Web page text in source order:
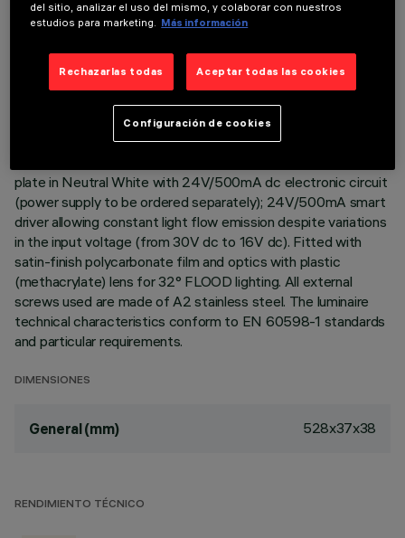
Direct light luminaire, designed to use monochrome LED
aluminium body, with zamak die-cast end caps complete with
silicone gaskets. Coated with liquid acrylic paint with a high
level of weather and UV ray resistance. The top of the
optical assembly is closed by a 3 mm thick transparent glass
plate in Neutral White with 24V/500mA dc electronic circuit
(power supply to be ordered separately); 24V/500mA smart
driver allowing constant light flow emission despite variations
in the input voltage (from 30V dc to 16V dc). Fitted with
satin-finish polycarbonate film and optics with plastic
(methacrylate) lens for 32° FLOOD lighting. All external
screws used are made of A2 stainless steel. The luminaire
technical characteristics conform to EN 60598-1 standards
and particular requirements.
DIMENSIONES
General (mm) 528x37x38
RENDIMIENTO TÉCNICO
del sitio, analizar el uso del mismo, y colaborar con nuestros
estudios para marketing. Más información
Rechazarlas todas Aceptar todas las cookies
Configuración de cookies